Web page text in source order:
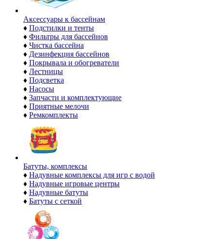
Аксессуары к бассейнам
♦ Подстилки и тенты
♦ Фильтры для бассейнов
♦ Чистка бассейна
♦ Дезинфекция бассейнов
♦ Покрывала и обогреватели
♦ Лестницы
♦ Подсветка
♦ Насосы
♦ Запчасти и комплектующие
♦ Приятные мелочи
♦ Ремкомплекты
Батуты, комплексы
♦ Надувные комплексы для игр с водой
♦ Надувные игровые центры
♦ Надувные батуты
♦ Батуты с сеткой